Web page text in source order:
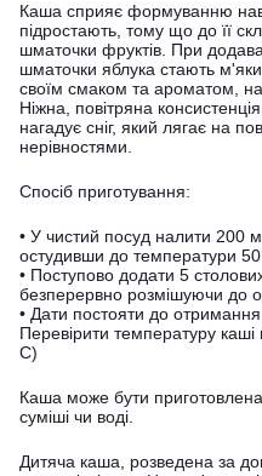
Каша сприяє формуванню
підростають, тому що до її
шматочки фруктів. При
шматочки яблука стають
своїм смаком та ароматом,
Ніжна, повітряна
нагадує сніг, який лягає на
нерівностями.
Спосіб приготування:
• У чистий посуд налити 200
остудивши до температури
• Поступово додати 5
безперервно розмішуючи до
• Дати постояти до отримання
Перевірити температуру
С)
Каша може бути
суміші чи воді.
Дитяча каша, розведена за